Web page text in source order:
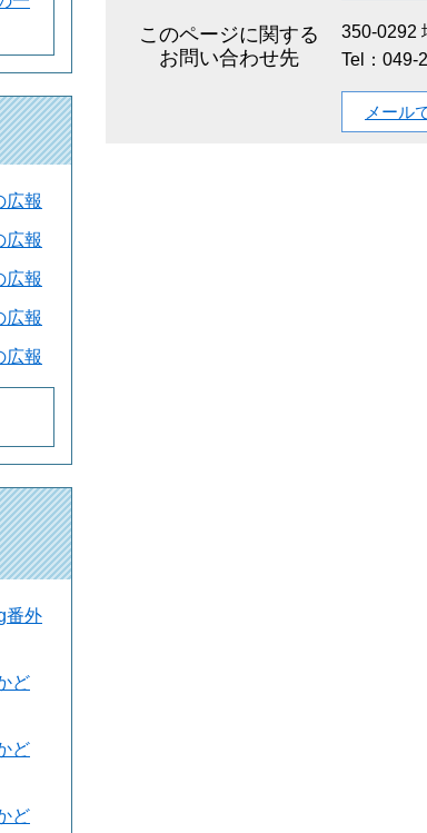
このページに関する
お問い合わせ先
350-0292
Tel：049-
メール
広報
広報
広報
広報
広報
番外
ど
ど
ど